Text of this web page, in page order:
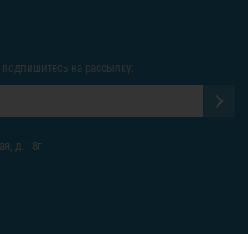
на рассылку:
д. 18г